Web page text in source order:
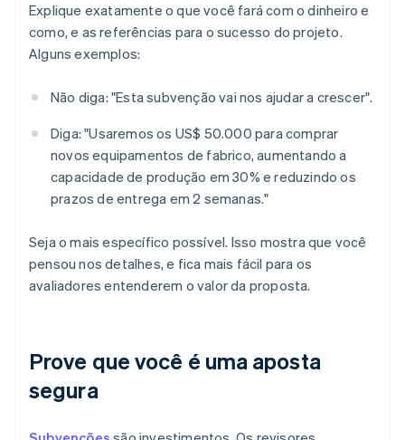
Explique exatamente o que você fará com o dinheiro e
como, e as referências para o sucesso do projeto.
Alguns exemplos:
Não diga: "Esta subvenção vai nos ajudar a crescer".
Diga: "Usaremos os US$ 50.000 para comprar
novos equipamentos de fabrico, aumentando a
capacidade de produção em 30% e reduzindo os
prazos de entrega em 2 semanas."
Seja o mais específico possível. Isso mostra que você
pensou nos detalhes, e fica mais fácil para os
avaliadores entenderem o valor da proposta.
Prove que você é uma aposta
segura